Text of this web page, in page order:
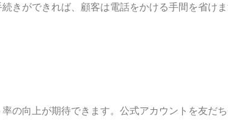
きができれば、顧客は電話をかける手間を省け
の向上が期待できます。公式アカウントを友だ